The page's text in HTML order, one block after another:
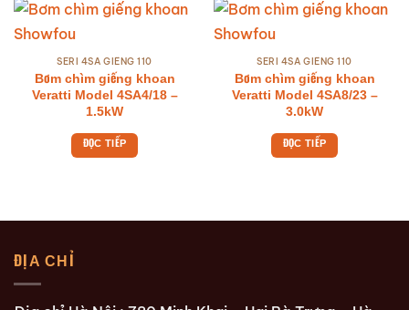
SERI 4SA GIẾNG 110
Bơm chìm giếng khoan
Veratti Model 4SA4/18 –
1.5kW
ĐỌC TIẾP
SERI 4SA GIẾNG 110
Bơm chìm giếng khoan
Veratti Model 4SA8/23 –
3.0kW
ĐỌC TIẾP
ĐỊA CHỈ